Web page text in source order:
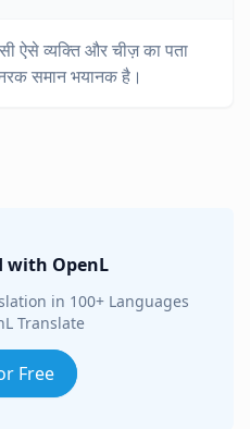
ऐसे व्यक्ति और चीज़ का पता
समान भयानक है।
with OpenL
in 100+ Languages
Translate
Free